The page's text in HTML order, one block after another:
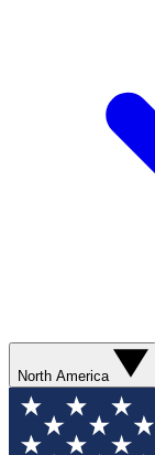
North America